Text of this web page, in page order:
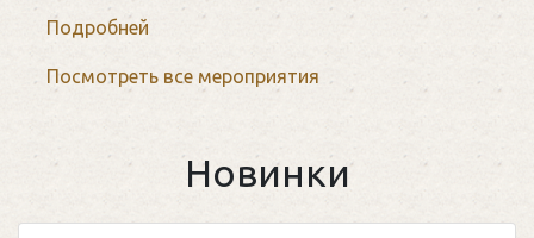
Подробней
Посмотреть все мероприятия
Новинки